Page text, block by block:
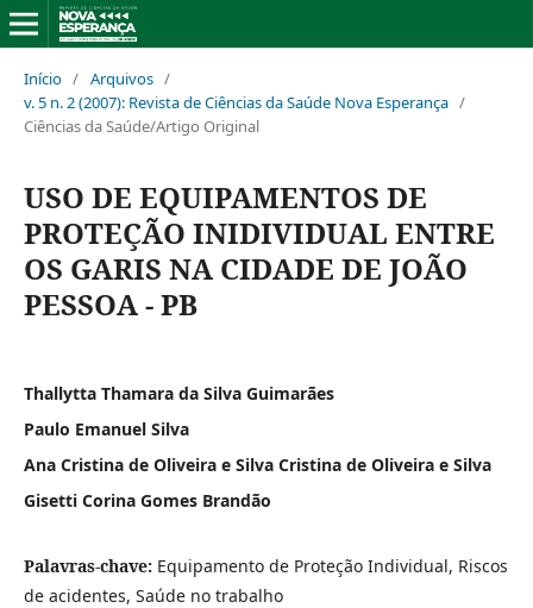
Início / Arquivos /
v. 5 n. 2 (2007): Revista de Ciências da Saúde Nova Esperança /
Ciências da Saúde/Artigo Original
USO DE EQUIPAMENTOS DE
PROTEÇÃO INIDIVIDUAL ENTRE
OS GARIS NA CIDADE DE JOÃO
PESSOA - PB
Thallytta Thamara da Silva Guimarães
Paulo Emanuel Silva
Ana Cristina de Oliveira e Silva Cristina de Oliveira e Silva
Gisetti Corina Gomes Brandão
Palavras-chave: Equipamento de Proteção Individual, Riscos
de acidentes, Saúde no trabalho